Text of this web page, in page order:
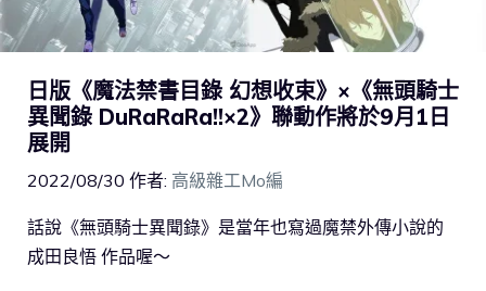
日版《魔法禁書目錄 幻想收束》×《無頭騎士
異聞錄 DuRaRaRa!!×2》聯動作將於9月1日
展開
2022/08/30 作者: 高級雜工Mo編
話說《無頭騎士異聞錄》是當年也寫過魔禁外傳小說的
成田良悟 作品喔～